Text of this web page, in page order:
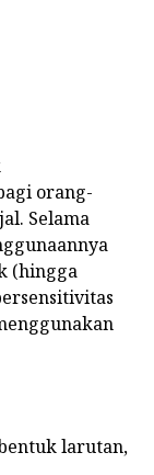
orang-
Selama
(hingga
larutan,